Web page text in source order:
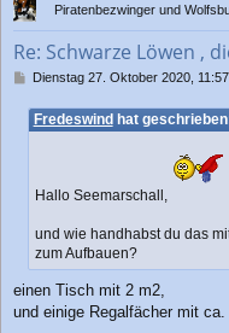
Piratenbezwinger und
Re: Schwarze Löwen ,
B
i
t
Dienstag 27. Oktober 2020, 11:57
Fredeswindhat
Hallo Seemarschall,
und wie handhabst du das
zum Aufbauen?
einen Tisch mit 2 m2,
und einige Regalfächer mit